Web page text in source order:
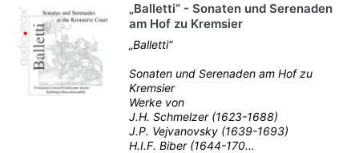
„Balletti“ - Sonaten und Serenaden
am Hof zu Kremsier
„Balletti“
Sonaten und Serenaden am Hof zu
Kremsier
Werke von
J.H. Schmelzer (1623-1688)
J.P. Vejvanovsky (1639-1693)
H.I.F. Biber (1644-170...